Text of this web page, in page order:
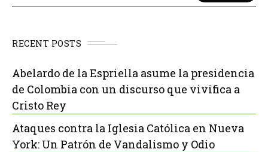
RECENT POSTS
Abelardo de la Espriella asume la presidencia
de Colombia con un discurso que vivifica a
Cristo Rey
Ataques contra la Iglesia Católica en Nueva
York: Un Patrón de Vandalismo y Odio